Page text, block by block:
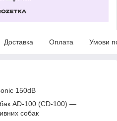
Доставка Оплата Умови
150dB
AD-100 (CD-100) —
собак